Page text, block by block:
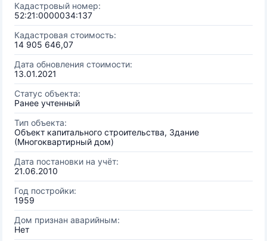
Кадастровый номер:
52:21:0000034:137
Кадастровая стоимость:
14 905 646,07
Дата обновления стоимости:
13.01.2021
Статус объекта:
Ранее учтенный
Тип объекта:
Объект капитального строительства, Здание
(Многоквартирный дом)
Дата постановки на учёт:
21.06.2010
Год постройки:
1959
Дом признан аварийным:
Нет